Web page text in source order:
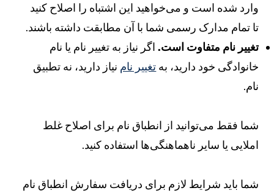
وارد شده است و می‌خواهید این اشتباه را اصلاح کنید
تا تمام مدارک رسمی شما با آن مطابقت داشته باشند.
تغییر نام متفاوت است.اگر نیاز به تغییر نام یا نام
خانوادگی خود دارید، بهتغییر نام نیاز دارید، نه تطبیق
شما فقط می‌توانید از انطباق نام برای اصلاح غلط
املایی یا سایر ناهماهنگی‌ها استفاده کنید.
شما باید شرایط لازم برای دریافت سفارش انطباق نام